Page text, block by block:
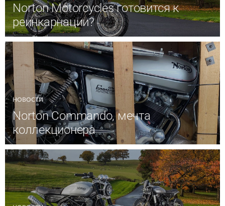
Norton Motorcycles готовится к
реинкарнации?
НОВОСТИ
Norton Commando, мечта
коллекционера